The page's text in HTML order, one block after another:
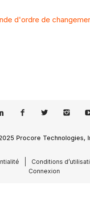
d'ordre de
Procore Technologies,
Conditions
Connexion